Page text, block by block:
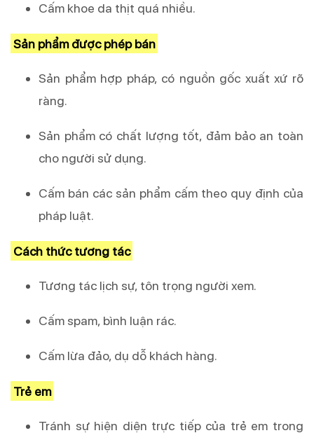
Cấm khoe da thịt quá nhiều.
Sản phẩm được phép bán
Sản phẩm hợp pháp, có nguồn gốc xuất xứ rõ
ràng.
Sản phẩm có chất lượng tốt, đảm bảo an toàn
cho người sử dụng.
Cấm bán các sản phẩm cấm theo quy định của
pháp luật.
Cách thức tương tác
Tương tác lịch sự, tôn trọng người xem.
Cấm spam, bình luận rác.
Cấm lừa đảo, dụ dỗ khách hàng.
Trẻ em
Tránh sự hiện diện trực tiếp của trẻ em trong